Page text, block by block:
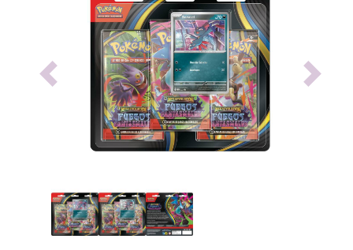
Previous Next